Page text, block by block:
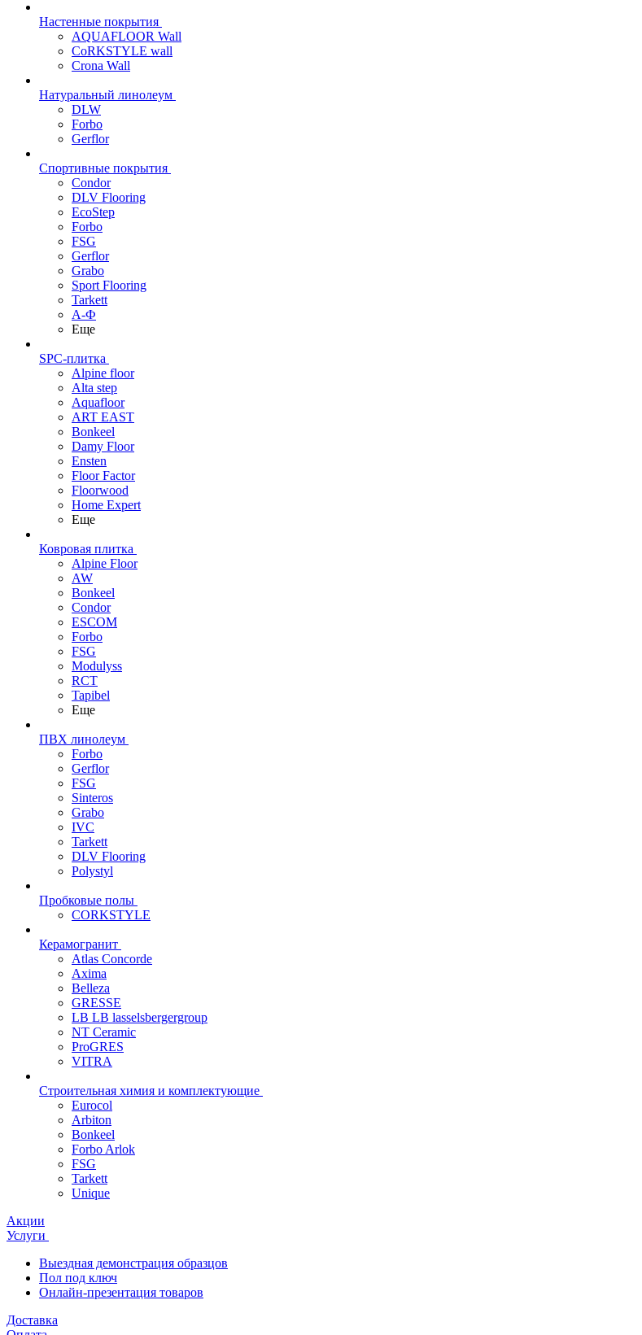
Настенные покрытия
AQUAFLOOR Wall
CoRKSTYLE wall
Crona Wall
Натуральный линолеум
DLW
Forbo
Gerflor
Спортивные покрытия
Condor
DLV Flooring
EcoStep
Forbo
FSG
Gerflor
Grabo
Sport Flooring
Tarkett
А-Ф
Еще
SPC-плитка
Alpine floor
Alta step
Aquafloor
ART EAST
Bonkeel
Damy Floor
Ensten
Floor Factor
Floorwood
Home Expert
Еще
Ковровая плитка
Alpine Floor
AW
Bonkeel
Condor
ESCOM
Forbo
FSG
Modulyss
RCT
Tapibel
Еще
ПВХ линолеум
Forbo
Gerflor
FSG
Sinteros
Grabo
IVC
Tarkett
DLV Flooring
Polystyl
Пробковые полы
CORKSTYLE
Керамогранит
Atlas Concorde
Axima
Belleza
GRESSE
LB LB lasselsbergergroup
NT Ceramic
ProGRES
VITRA
Строительная химия и комплектующие
Eurocol
Arbiton
Bonkeel
Forbo Arlok
FSG
Tarkett
Unique
Акции
Услуги
Выездная демонстрация образцов
Пол под ключ
Онлайн-презентация товаров
Доставка